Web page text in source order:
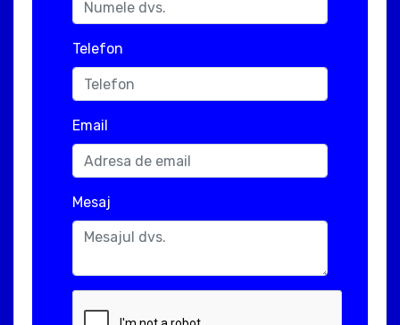
Telefon
Email
Mesaj